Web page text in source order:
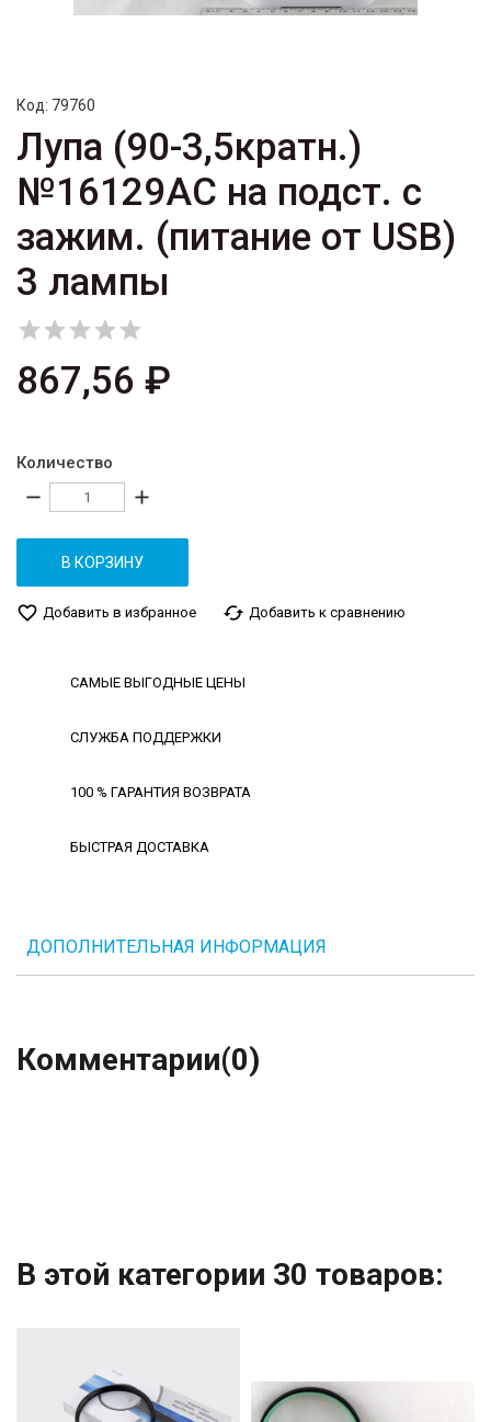
Код: 79760
Лупа (90-3,5кратн.)
№16129AC на подст. с
зажим. (питание от USB)
3 лампы

867,56 ₽
Количество
remove add
В КОРЗИНУ
favorite_border Добавить в избранное cached Добавить к сравнению
САМЫЕ ВЫГОДНЫЕ ЦЕНЫ
СЛУЖБА ПОДДЕРЖКИ
100 % ГАРАНТИЯ ВОЗВРАТА
БЫСТРАЯ ДОСТАВКА
ДОПОЛНИТЕЛЬНАЯ ИНФОРМАЦИЯ
Комментарии(0)
В этой категории 30 товаров: